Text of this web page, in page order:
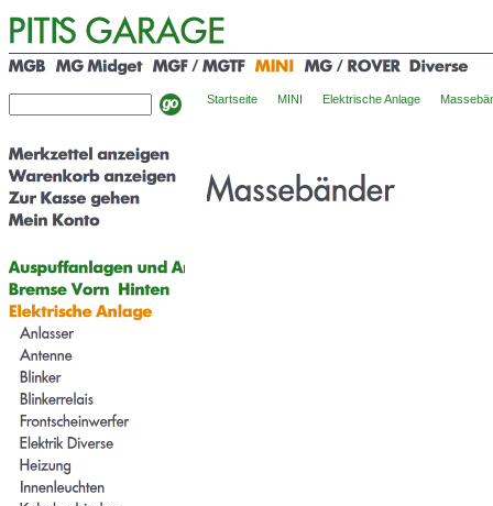
Startseite MINI Elektrische Anlage